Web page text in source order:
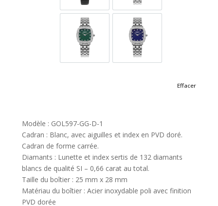
GOL597-SS-D-12GOL597-SS-D-9
Effacer
Modèle : GOL597-GG-D-1
Cadran : Blanc, avec aiguilles et index en PVD doré.
Cadran de forme carrée.
Diamants : Lunette et index sertis de 132 diamants
blancs de qualité SI – 0,66 carat au total.
Taille du boîtier : 25 mm x 28 mm
Matériau du boîtier : Acier inoxydable poli avec finition
PVD dorée